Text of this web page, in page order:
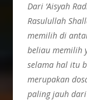
Dari ‘Aisyah
Rasulullah
memilih di
beliau memilih
selama hal itu
merupakan
paling jauh